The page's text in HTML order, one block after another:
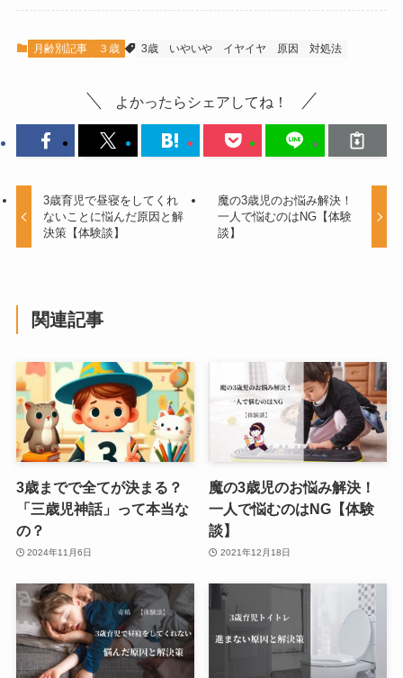
月齢別記事 ３歳 3歳 いやいや イヤイヤ 原因 対処法
よかったらシェアしてね！
3歳育児で昼寝をしてくれ
ないことに悩んだ原因と解
決策【体験談】
魔の3歳児のお悩み解決！
一人で悩むのはNG【体験
談】
関連記事
3歳までで全てが決まる？
「三歳児神話」って本当な
の？
2024年11月6日
魔の3歳児のお悩み解決！
一人で悩むのはNG【体験
談】
2021年12月18日